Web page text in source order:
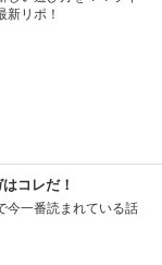
新リポ！
コレだ！
今一番読まれている話